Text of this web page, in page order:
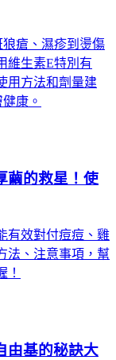
瘡、濕疹到燙傷
維生素E特別有
用方法和劑量建
康。
繭的救星！使
有效對付痘痘、雞
法、注意事項，幫
！
由基的秘訣大